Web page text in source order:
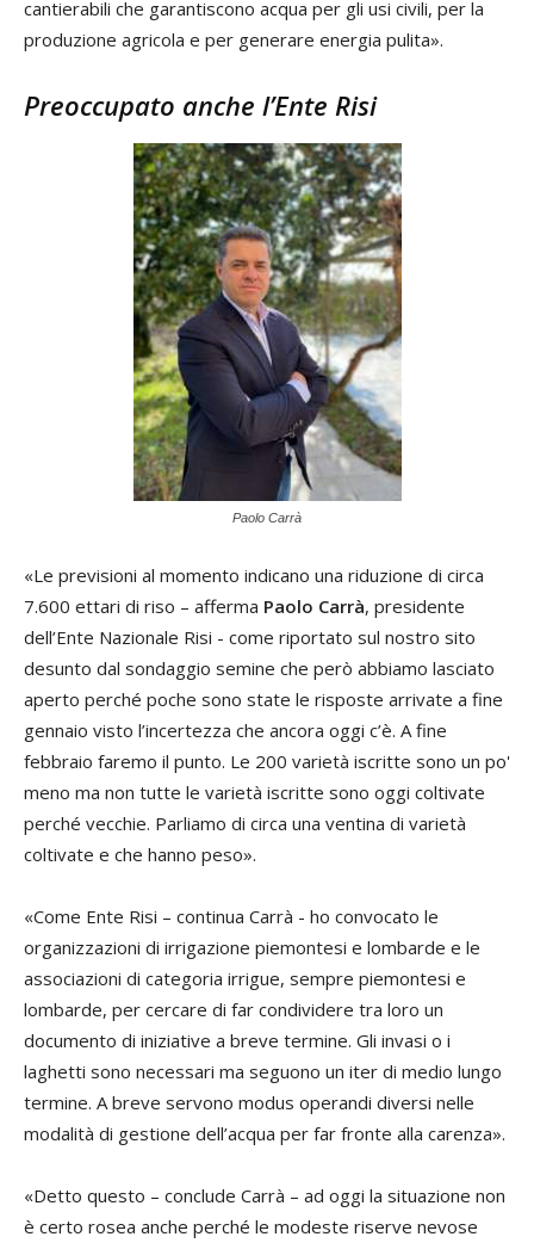
cantierabili che garantiscono acqua per gli usi civili, per la
produzione agricola e per generare energia pulita».
Preoccupato anche l’Ente Risi
Paolo Carrà
«Le previsioni al momento indicano una riduzione di circa
7.600 ettari di riso – afferma Paolo Carrà, presidente
dell’Ente Nazionale Risi - come riportato sul nostro sito
desunto dal sondaggio semine che però abbiamo lasciato
aperto perché poche sono state le risposte arrivate a fine
gennaio visto l’incertezza che ancora oggi c’è. A fine
febbraio faremo il punto. Le 200 varietà iscritte sono un po'
meno ma non tutte le varietà iscritte sono oggi coltivate
perché vecchie. Parliamo di circa una ventina di varietà
coltivate e che hanno peso».
«Come Ente Risi – continua Carrà - ho convocato le
organizzazioni di irrigazione piemontesi e lombarde e le
associazioni di categoria irrigue, sempre piemontesi e
lombarde, per cercare di far condividere tra loro un
documento di iniziative a breve termine. Gli invasi o i
laghetti sono necessari ma seguono un iter di medio lungo
termine. A breve servono modus operandi diversi nelle
modalità di gestione dell’acqua per far fronte alla carenza».
«Detto questo – conclude Carrà – ad oggi la situazione non
è certo rosea anche perché le modeste riserve nevose